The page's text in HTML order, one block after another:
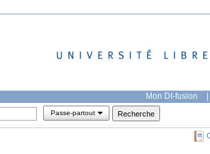
Mon DI-fusion |
Passe-partout